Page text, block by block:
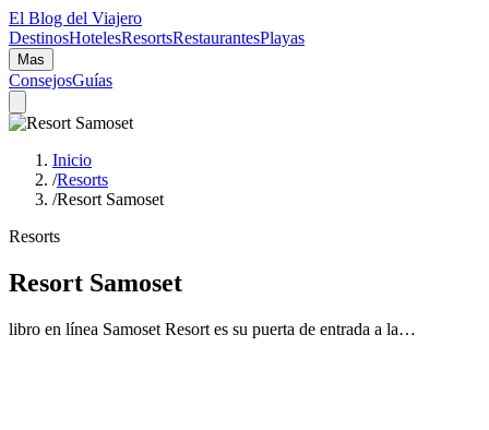
El Blog del Viajero
DestinosHotelesResortsRestaurantesPlayas
Mas
ConsejosGuías
Inicio
/Resorts
/Resort Samoset
Resorts
Resort Samoset
libro en línea Samoset Resort es su puerta de entrada a la…